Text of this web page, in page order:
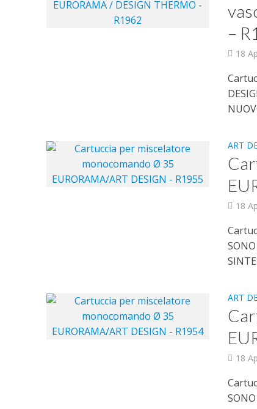
–
18
ART
18
ART
18